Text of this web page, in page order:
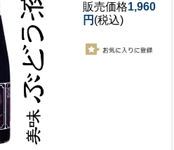
販売価格1,960
円 (税込)